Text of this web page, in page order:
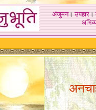
अंजुमन।उपहार।